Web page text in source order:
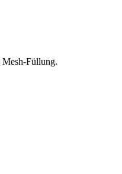
Mesh-Füllung.